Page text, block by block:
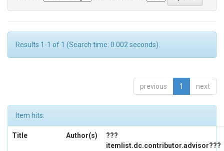
Results 1-1 of 1 (Search time: 0.002 seconds).
previous 1 next
Item hits:
Title Author(s)
???
itemlist.dc.contributor.advisor???